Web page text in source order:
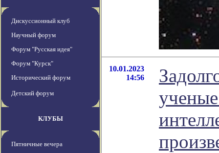
Дискуссионный клуб
Научный форум
Форум "Русская идея"
Форум "Курск"
Исторический форум
Детский форум
КЛУБЫ
Пятничные вечера
10.01.2023
14:56